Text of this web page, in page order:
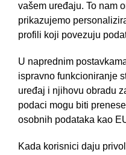
po visini
vašem uređaju. To nam
prikazujemo
profili koji povezuju
U naprednim
ispravno funkcioniranje
uređaj i njihovu obradu
podaci mogu biti
osobnih podataka kao
Kada korisnici daju